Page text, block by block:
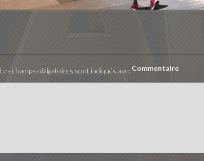
Les champs obligatoires sont indiqués avecCommentaire